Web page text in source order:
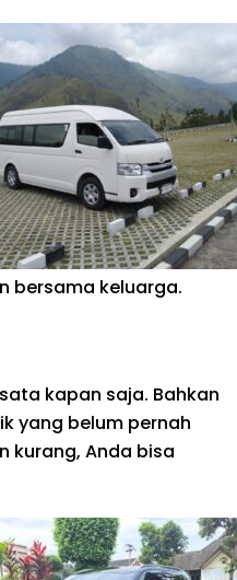
bersama keluarga.
kapan saja. Bahkan
yang belum pernah
kurang, Anda bisa